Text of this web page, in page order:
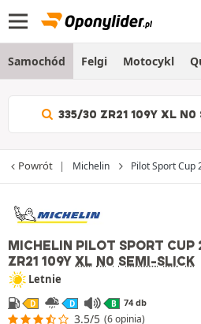
Samochód Felgi Motocykl
335/30 ZR21 109Y XL
Powrót Michelin Pilot Sport Cup
MICHELIN PILOT SPORT CUP
ZR21 109Y XL N0 SEMI-SLICK
Letnie
D D B 74 db
3.5/5 (6 opinia)